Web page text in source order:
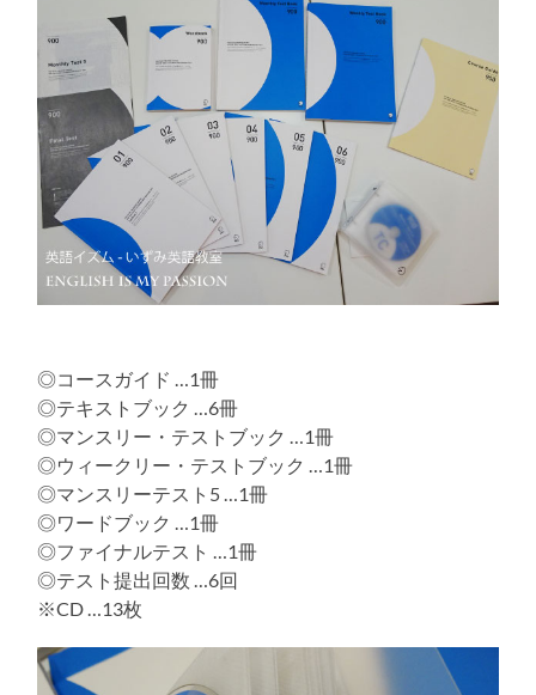
◎コースガイド …1冊
◎テキストブック …6冊
◎マンスリー・テストブック …1冊
◎ウィークリー・テストブック …1冊
◎マンスリーテスト5 …1冊
◎ワードブック …1冊
◎ファイナルテスト …1冊
◎テスト提出回数 …6回
※CD …13枚